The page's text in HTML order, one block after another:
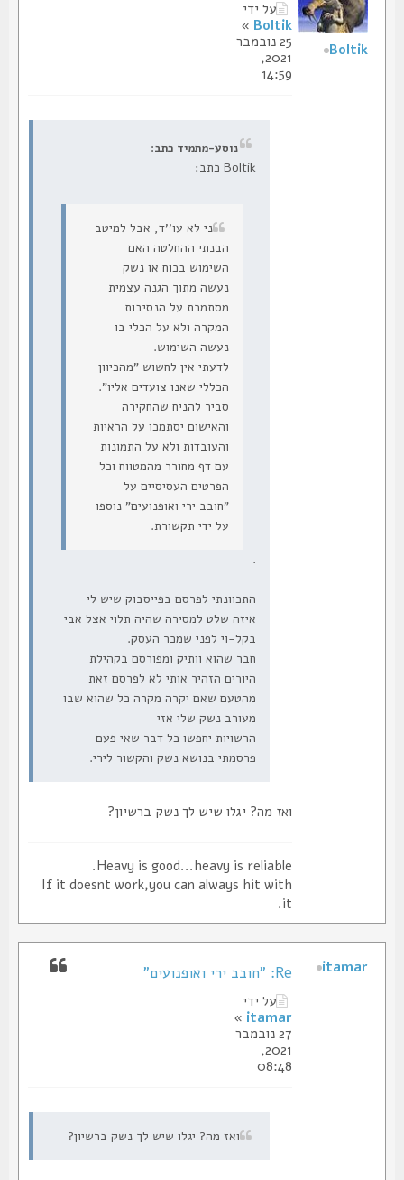
על ידי
Boltik
»
25 נובמבר
2021,
14:59
נוסע-מתמיד כתב:
Boltik כתב:
ני לא עו''ד, אבל למיטב
הבנתי ההחלטה האם
השימוש בכוח או נשק
נעשה מתוך הגנה עצמית
מסתמכת על הנסיבות
המקרה ולא על הכלי בו
נעשה השימוש.
לדעתי אין לחשוש "מהכיוון
הכללי שאנו צועדים אליו".
סביר להניח שהחקירה
והאישום יסתמכו על הראיות
והעובדות ולא על התמונות
עם דף מחורר מהמטווח וכל
הפרטים העסיסיים על
"חובב ירי ואופנועים" נוספו
על ידי תקשורת.
התכוונתי לפרסם בפייסבוק שיש לי
איזה שלט למסירה שהיה תלוי אצל אבי
בקל-וי לפני שמכר העסק.
חבר שהוא וותיק ומפורסם בקהילת
היורים הזהיר אותי לא לפרסם זאת
מהטעם שאם יקרה מקרה כל שהוא שבו
מעורב נשק שלי אזי
הרשויות יחפשו כל דבר שאי פעם
פרסמתי בנושא נשק והקשור לירי.
ואז מה? יגלו שיש לך נשק ברשיון?
Heavy is good...heavy is reliable.
If it doesnt work,you can always hit with
Boltik
Re: "חובב ירי ואופנועים"
על ידי
itamar
»
27 נובמבר
2021,
08:48
ואז מה? יגלו שיש לך נשק ברשיון?
itamar